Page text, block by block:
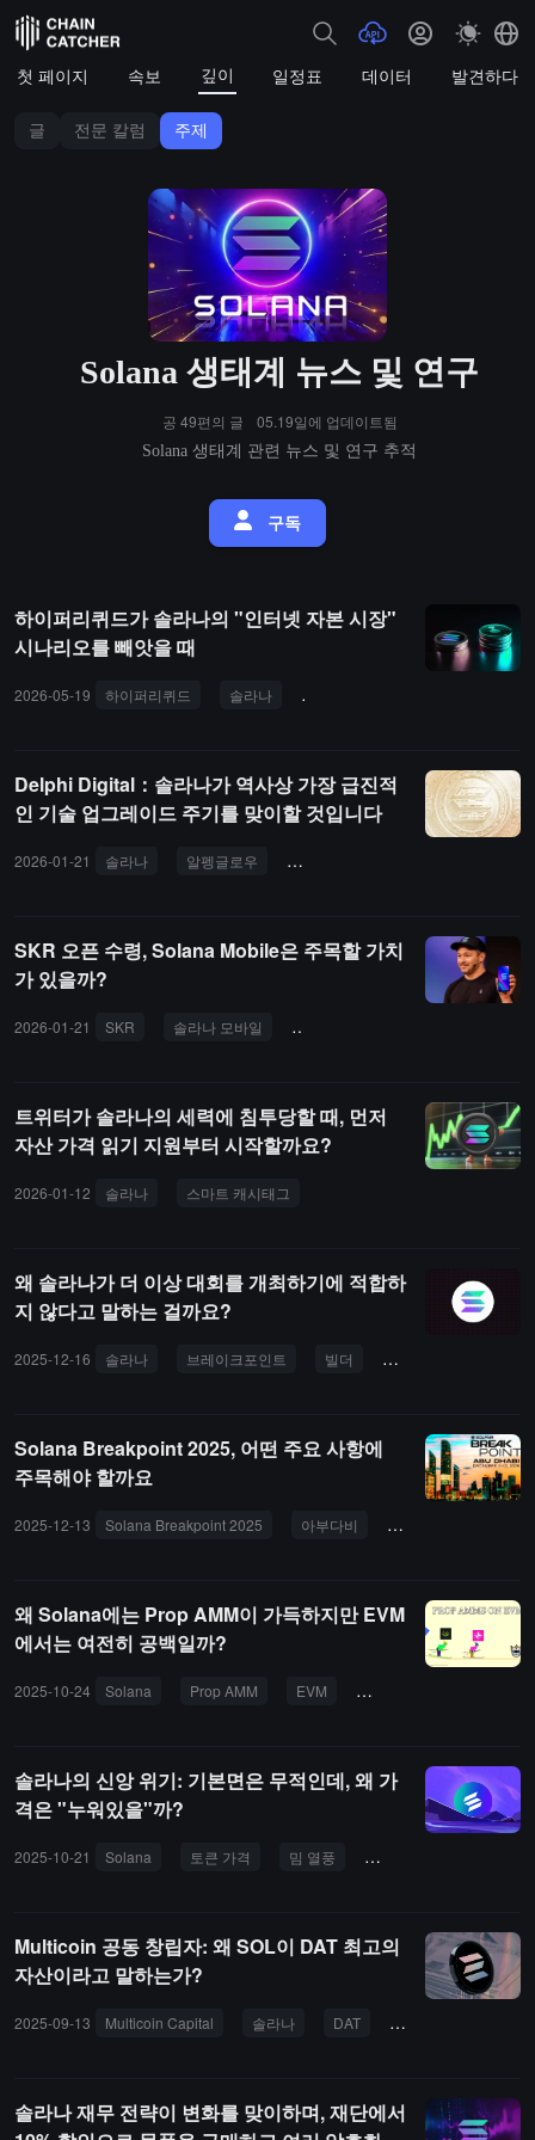
첫 페이지 속보 깊이 일정표 데이터 발견하다
글 전문 칼럼 주제
Solana 생태계 뉴스 및 연구
공 49편의 글 05.19일에 업데이트됨
Solana 생태계 관련 뉴스 및 연구 추적
구독
하이퍼리퀴드가 솔라나의 "인터넷 자본 시장"
시나리오를 빼앗을 때
2026-05-19 하이퍼리퀴드 솔라나
Delphi Digital：솔라나가 역사상 가장 급진적
인 기술 업그레이드 주기를 맞이할 것입니다
2026-01-21 솔라나 알펭글로우 파이어댄서
SKR 오픈 수령, Solana Mobile은 주목할 가치
가 있을까?
2026-01-21 SKR 솔라나 모바일
트위터가 솔라나의 세력에 침투당할 때, 먼저
자산 가격 읽기 지원부터 시작할까요?
2026-01-12 솔라나 스마트 캐시태그
왜 솔라나가 더 이상 대회를 개최하기에 적합하
지 않다고 말하는 걸까요?
2025-12-16 솔라나 브레이크포인트 빌더 아부다비
Solana Breakpoint 2025, 어떤 주요 사항에
주목해야 할까요
2025-12-13 Solana Breakpoint 2025 아부다비 Genesis SDK
왜 Solana에는 Prop AMM이 가득하지만 EVM
에서는 여전히 공백일까?
2025-10-24 Solana Prop AMM EVM DeFi
솔라나의 신앙 위기: 기본면은 무적인데, 왜 가
격은 "누워있을"까?
2025-10-21 Solana 토큰 가격 밈 열풍 네트워크 생태계
Multicoin 공동 창립자: 왜 SOL이 DAT 최고의
자산이라고 말하는가?
2025-09-13 Multicoin Capital 솔라나 DAT PIPE 자금 조달
솔라나 재무 전략이 변화를 맞이하며, 재단에서